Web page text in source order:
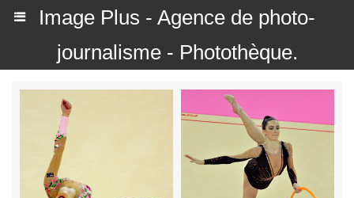
Image Plus - Agence de photo-
journalisme - Photothèque.